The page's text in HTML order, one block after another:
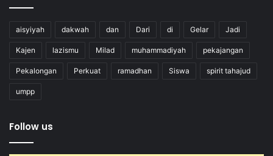
aisyiyah dakwah dan Dari di Gelar Jadi
Kajen lazismu Milad muhammadiyah pekajangan
Pekalongan Perkuat ramadhan Siswa spirit tahajud
umpp
Follow us